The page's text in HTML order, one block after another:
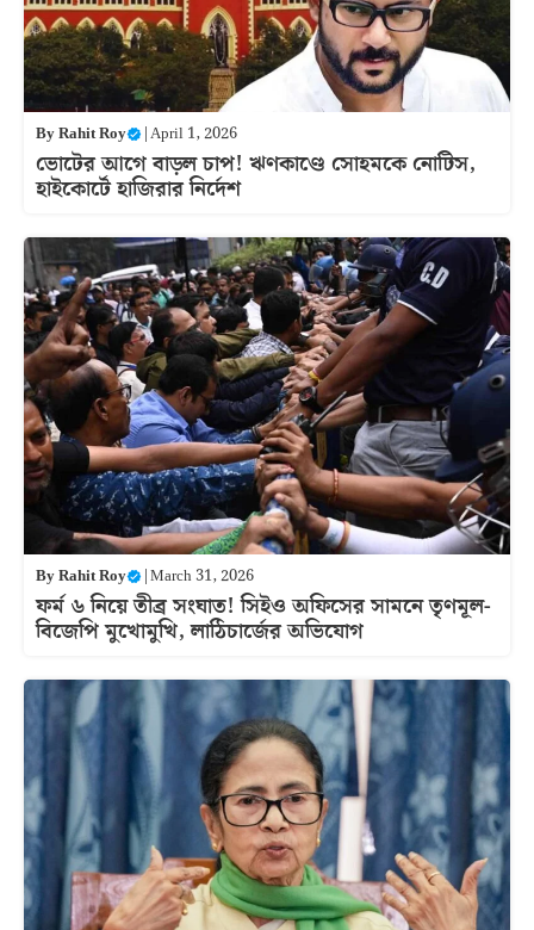
ByRahit Roy |April 1, 2026
ভোটের আগে বাড়ল চাপ! ঋণকাণ্ডে সোহমকে নোটিস,
হাইকোর্টে হাজিরার নির্দেশ
ByRahit Roy |March 31, 2026
ফর্ম ৬ নিয়ে তীব্র সংঘাত! সিইও অফিসের সামনে তৃণমূল-
বিজেপি মুখোমুখি, লাঠিচার্জের অভিযোগ